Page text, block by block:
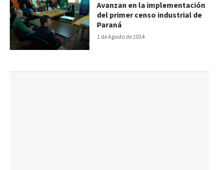
1 de Agosto de 2024
Avanzan en la implementación
del primer censo industrial de
Paraná